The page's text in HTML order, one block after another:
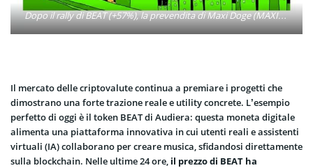
Dopo il rally di BEAT (+57%), la prevendita di Maxi Doge (MAXI) supera $4,8 milioni con staking fino al 65% APY.
Il mercato delle criptovalute continua a premiare i progetti che
dimostrano una forte trazione reale e utility concrete. L’esempio
perfetto di oggi è il token BEAT di Audiera: questa moneta digitale
alimenta una piattaforma innovativa in cui utenti reali e assistenti
virtuali (IA) collaborano per creare musica, sfidandosi direttamente
sulla blockchain. Nelle ultime 24 ore, il prezzo di BEAT ha